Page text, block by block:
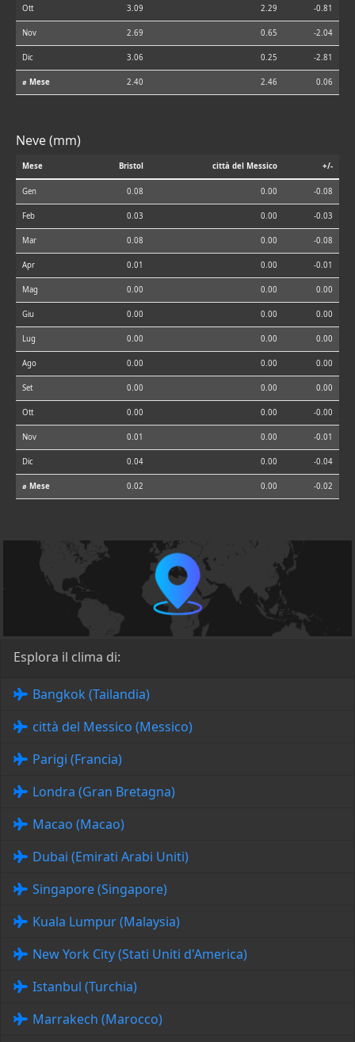
Ott 3.09 2.29 -0.81
Nov 2.69 0.65 -2.04
Dic 3.06 0.25 -2.81
⌀ Mese 2.40 2.46 0.06
Neve (mm)
Mese Bristol città del Messico +/-
Gen 0.08 0.00 -0.08
Feb 0.03 0.00 -0.03
Mar 0.08 0.00 -0.08
Apr 0.01 0.00 -0.01
Mag 0.00 0.00 0.00
Giu 0.00 0.00 0.00
Lug 0.00 0.00 0.00
Ago 0.00 0.00 0.00
Set 0.00 0.00 0.00
Ott 0.00 0.00 -0.00
Nov 0.01 0.00 -0.01
Dic 0.04 0.00 -0.04
⌀ Mese 0.02 0.00 -0.02
Esplora il clima di:
Bangkok (Tailandia)
città del Messico (Messico)
Parigi (Francia)
Londra (Gran Bretagna)
Macao (Macao)
Dubai (Emirati Arabi Uniti)
Singapore (Singapore)
Kuala Lumpur (Malaysia)
New York City (Stati Uniti d'America)
Istanbul (Turchia)
Marrakech (Marocco)